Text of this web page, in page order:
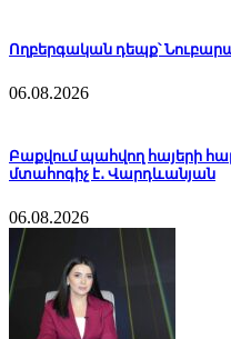
Ողբերգական դեպք՝
06.08.2026
Բաքվում պահվող հայերի
մտահոգիչ է․ Վարդևանյան
06.08.2026